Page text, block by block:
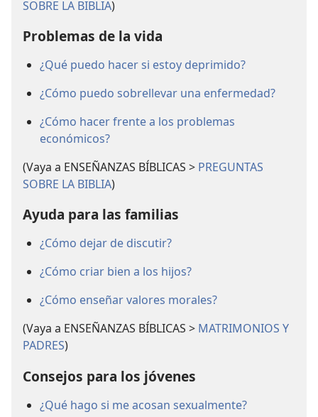
SOBRE LA BIBLIA)
Problemas de la vida
¿Qué puedo hacer si estoy deprimido?
¿Cómo puedo sobrellevar una enfermedad?
¿Cómo hacer frente a los problemas
económicos?
(Vaya a ENSEÑANZAS BÍBLICAS > PREGUNTAS
SOBRE LA BIBLIA)
Ayuda para las familias
¿Cómo dejar de discutir?
¿Cómo criar bien a los hijos?
¿Cómo enseñar valores morales?
(Vaya a ENSEÑANZAS BÍBLICAS > MATRIMONIOS Y
PADRES)
Consejos para los jóvenes
¿Qué hago si me acosan sexualmente?